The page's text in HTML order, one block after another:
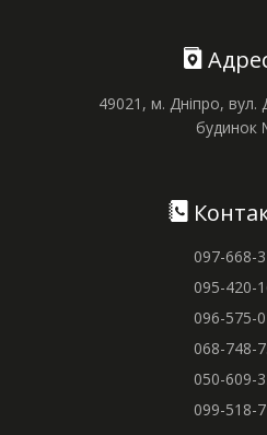
49021, м. Дніпро, вул.
будинок
097-668-
095-420-
096-575-
068-748-
050-609-
099-518-